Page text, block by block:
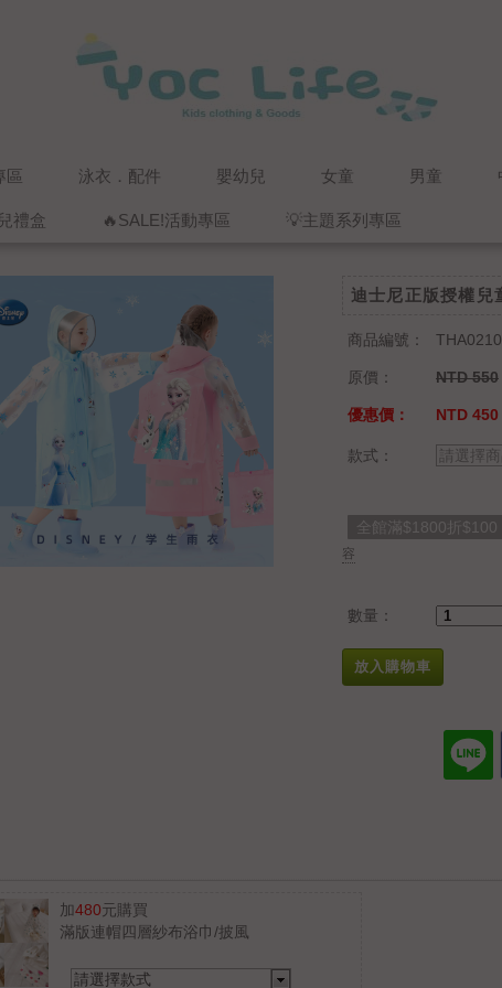
區 泳衣．配件 嬰幼兒 女童 男童
禮盒 🔥SALE!活動專區 💡主題系列專區
迪士尼正版授權兒
商品編號：
原價： NTD 550
優惠價： NTD 450
款式： 請選擇
全館滿$1800折$100
容
數量：
放入購物車
加480元購買
滿版連帽四層紗布浴巾/披風
請選擇款式